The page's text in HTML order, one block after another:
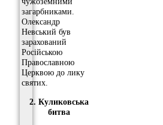
загарбниками.
Олександр
Невський був
зарахований
Російською
Православною
Церквою до лику
святих.
2. Куликовська
битва